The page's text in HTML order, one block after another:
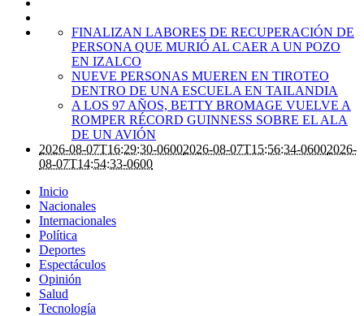
FINALIZAN LABORES DE RECUPERACIÓN DE
PERSONA QUE MURIÓ AL CAER A UN POZO
EN IZALCO
NUEVE PERSONAS MUEREN EN TIROTEO
DENTRO DE UNA ESCUELA EN TAILANDIA
A LOS 97 AÑOS, BETTY BROMAGE VUELVE A
ROMPER RÉCORD GUINNESS SOBRE EL ALA
DE UN AVIÓN
2026-08-07T16:29:30-06002026-08-07T15:56:34-06002026-
08-07T14:54:33-0600
Inicio
Nacionales
Internacionales
Política
Deportes
Espectáculos
Opinión
Salud
Tecnología